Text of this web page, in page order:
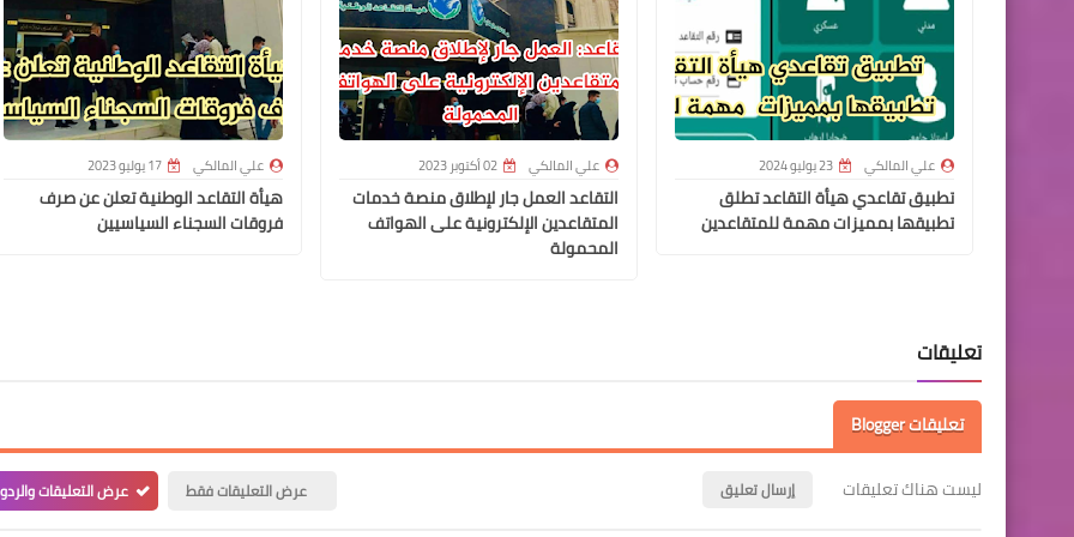
علي المالكي 23 يوليو 2024
تطبيق تقاعدي هيأة التقاعد تطلق
تطبيقها بمميزات مهمة للمتقاعدين
علي المالكي 02 أكتوبر 2023
التقاعد العمل جار لإطلاق منصة خدمات
المتقاعدين الإلكترونية على الهواتف
المحمولة
علي المالكي 17 يوليو 2023
هيأة التقاعد الوطنية تعلن عن صرف
فروقات السجناء السياسيين
تعليقات
تعليقات Blogger
ليست هناك تعليقات إرسال تعليق عرض التعليقات فقط عرض التعليقات
علي المالكي
07 يونيو 2021